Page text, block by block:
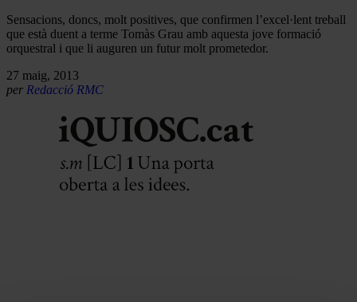
Sensacions, doncs, molt positives, que confirmen l’excel·lent treball
que està duent a terme Tomàs Grau amb aquesta jove formació
orquestral i que li auguren un futur molt prometedor.
27 maig, 2013
per Redacció RMC